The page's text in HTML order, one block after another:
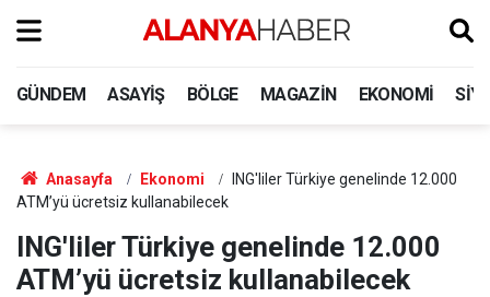
GÜNDEM ASAYIŞ BÖLGE MAGAZIN EKONOMI
Anasayfa Ekonomi
ING'liler Türkiye genelinde 12.000
ATM’yü ücretsiz kullanabilecek
ING'liler Türkiye genelinde 12.000
ATM’yü ücretsiz kullanabilecek